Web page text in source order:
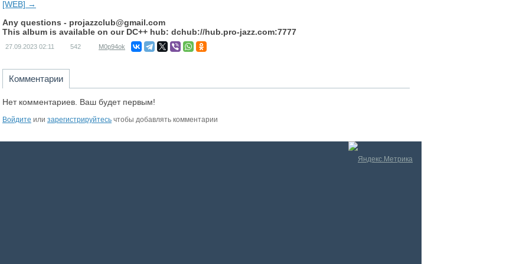
[WEB] →
Any questions - projazzclub@gmail.com
This album is available on our DC++ hub: dchub://hub.pro-jazz.com:7777
27.09.2023 02:11 542 M0p94ok
Комментарии
Нет комментариев. Ваш будет первым!
Войдите или зарегистрируйтесь чтобы добавлять комментарии